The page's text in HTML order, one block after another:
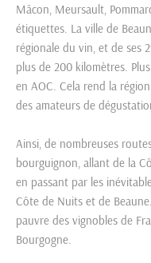
Mâcon, Meursault,
étiquettes. La ville de
régionale du vin, et de ses
plus de 200 kilomètres.
en AOC. Cela rend la
des amateurs de
Ainsi, de nombreuses
bourguignon, allant de la
en passant par les
Côte de Nuits et de
pauvre des vignobles de
Bourgogne.